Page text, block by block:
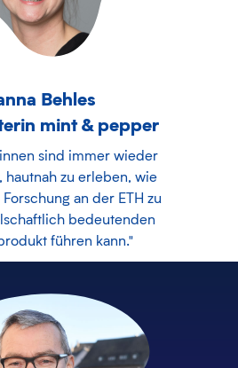
Behles
mint & pepper
sind immer wieder
zu erleben, wie
an der ETH zu
bedeutenden
führen kann."